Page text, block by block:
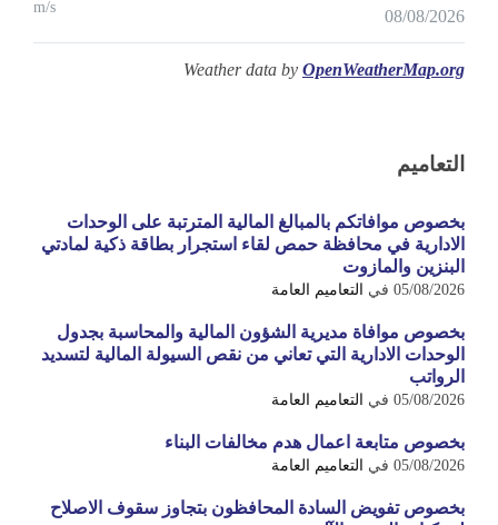
08/08/2026
m/s
Weather data by OpenWeatherMap.org
التعاميم
بخصوص موافاتكم بالمبالغ المالية المترتبة على الوحدات
الادارية في محافظة حمص لقاء استجرار بطاقة ذكية لمادتي
البنزين والمازوت
05/08/2026 في التعاميم العامة
بخصوص موافاة مديرية الشؤون المالية والمحاسبة بجدول
الوحدات الادارية التي تعاني من نقص السيولة المالية لتسديد
الرواتب
05/08/2026 في التعاميم العامة
بخصوص متابعة اعمال هدم مخالفات البناء
05/08/2026 في التعاميم العامة
بخصوص تفويض السادة المحافظون بتجاوز سقوف الاصلاح